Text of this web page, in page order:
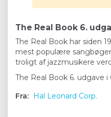
The Real Book 6.
The Real Book har siden
mest populære
troligt af jazzmusikere
The Real Book 6. udgave i
Fra: Hal Leonard Corp.